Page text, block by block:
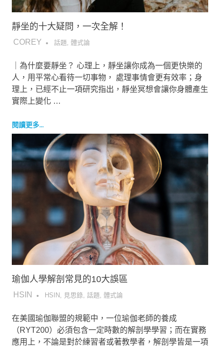
靜坐的十大疑問，一次全解！
2018-12-04
COREY 話題, 體式論
｜為什麼要靜坐？ 心理上，靜坐讓你成為一個更快樂的
人，用平常心看待一切事物， 處理事情會更有效率；身
理上，已經不止一項研究指出，靜坐冥想會讓你身體產生
實際上變化 …
閱讀更多...
瑜伽人學解剖常見的10大誤區
2018-10-28
HSIN HSIN , 見思錄, 話題, 體式論
在美國瑜伽聯盟的規範中，一位瑜伽老師的養成
（RYT200）必須包含一定時數的解剖學學習；而在實務
應用上，不論是對於練習者或著教學者，解剖學皆是一項